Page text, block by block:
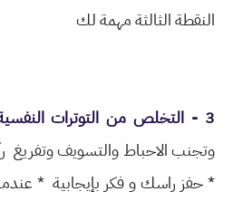
النقطة الثالثة مهمة لك
3 - ﺍﻟﺘﺨﻠﺺ ﻣﻦ ﺍﻟﺘﻮﺗﺮﺍﺕ ﺍﻟﻨﻔﺴﻴﺔ :
وتجنب الاحباط والتسويف وتفريغ
* ﺣﻔﺰ ﺭﺍﺳﻚ ﻭ ﻓﻜﺮ بإيجابية *